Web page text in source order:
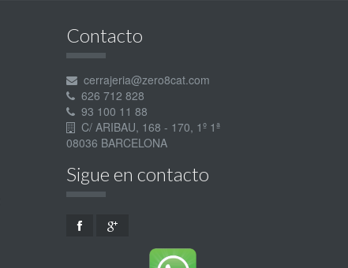
Contacto
cerrajeria@zero8cat.com
626 712 828
93 100 11 88
C/ ARIBAU, 168 - 170, 1º 1ª
08036 BARCELONA
Sigue en contacto